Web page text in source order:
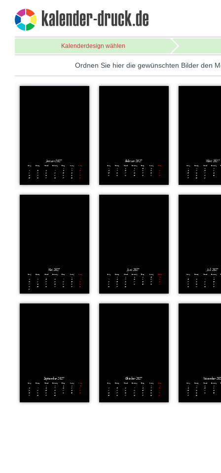
Kalenderdesign wählen
Ordnen Sie hier die gewünschten Bilder den